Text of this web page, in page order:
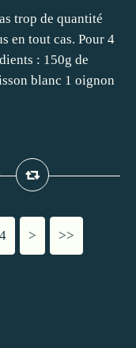
trop de quantité
en tout cas. Pour 4
: 150g de
blanc 1 oignon
4 > >>